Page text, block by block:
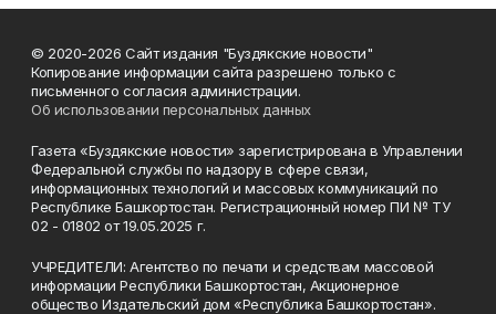
© 2020-2026 Сайт издания "Буздякские новости"
Копирование информации сайта разрешено только с
письменного согласия администрации.
Об использовании персональных данных
Газета «Буздякские новости» зарегистрирована в Управлении
Федеральной службы по надзору в сфере связи,
информационных технологий и массовых коммуникаций по
Республике Башкортостан. Регистрационный номер ПИ № ТУ
02 - 01802 от 19.05.2025 г.
УЧРЕДИТЕЛИ: Агентство по печати и средствам массовой
информации Республики Башкортостан, Акционерное
общество Издательский дом «Республика Башкортостан».